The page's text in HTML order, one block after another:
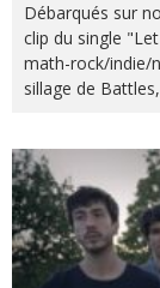
Débarqués sur
clip du single
math-rock/indie/
sillage de